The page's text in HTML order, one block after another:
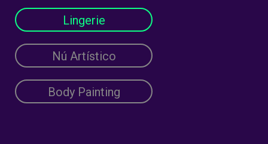
Lingerie
Nú Artístico
Body Painting